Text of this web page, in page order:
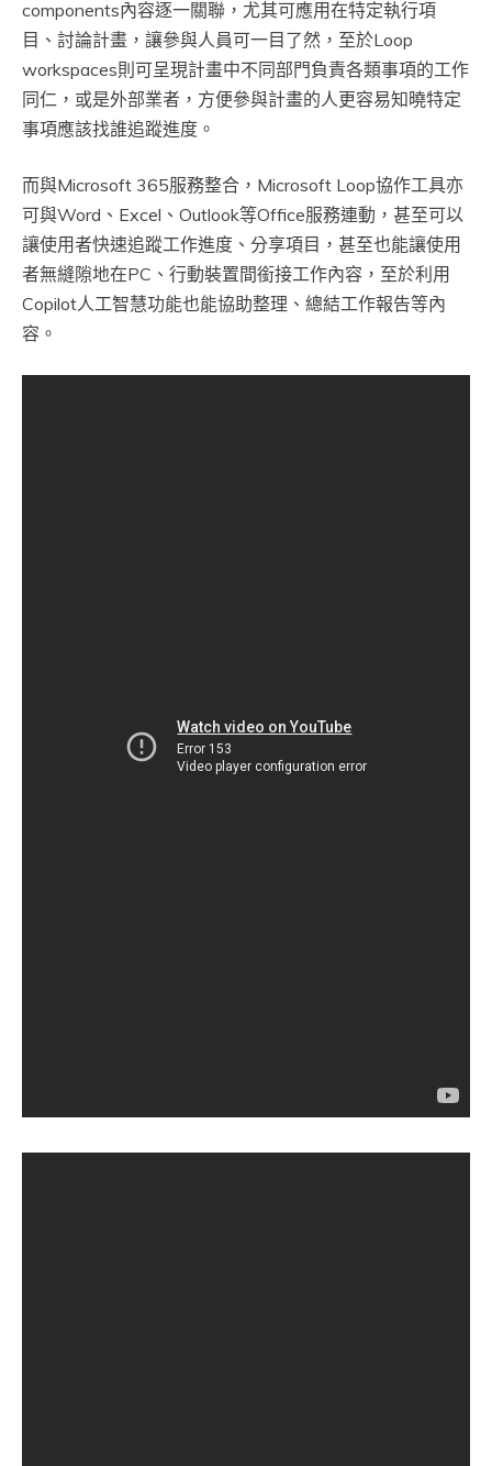
components內容逐一關聯，尤其可應用在特定執行項
目、討論計畫，讓參與人員可一目了然，至於Loop
workspaces則可呈現計畫中不同部門負責各類事項的工作
同仁，或是外部業者，方便參與計畫的人更容易知曉特定
事項應該找誰追蹤進度。
而與Microsoft 365服務整合，Microsoft Loop協作工具亦
可與Word、Excel、Outlook等Office服務連動，甚至可以
讓使用者快速追蹤工作進度、分享項目，甚至也能讓使用
者無縫隙地在PC、行動裝置間銜接工作內容，至於利用
Copilot人工智慧功能也能協助整理、總結工作報告等內
容。